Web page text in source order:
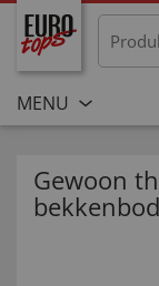
MENU
Gewoon